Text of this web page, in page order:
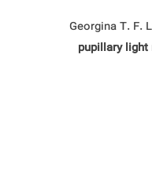
Georgina T. F.
pupillary